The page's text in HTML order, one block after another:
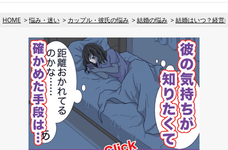
HOME 悩み・迷い カップル・彼氏の悩み 結婚の悩み 結婚はいつ？経営